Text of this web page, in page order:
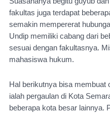
fakultas juga terdapat
semakin mempererat
Undip memiliki cabang dari
sesuai dengan fakultasnya.
mahasiswa hukum.
Hal berikutnya bisa membuat
ialah pergaulan di Kota
beberapa kota besar lainnya.